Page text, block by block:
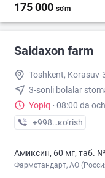
175 000 so'm
Saidaxon farm
Toshkent, Korasuv-
3-sonli bolalar
Yopiq · 08:00 da
+998 (77) XXX-XX-
кo’rish
Амиксин, 60 мг, таб.
Фармстандарт, АО